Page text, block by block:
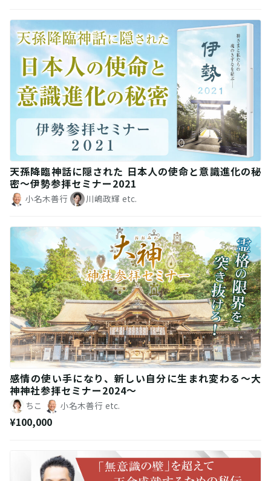
天孫降臨神話に隠された 日本人の使命と意識進化の秘
密〜伊勢参拝セミナー2021
小名木善行 川嶋政輝 etc.
感情の使い手になり、新しい自分に生まれ変わる～大
神神社参拝セミナー2024～
ちこ 小名木善行 etc.
¥100,000